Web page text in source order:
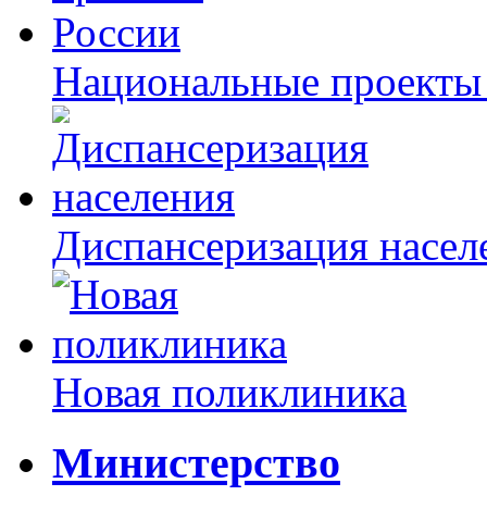
Национальные
Диспансеризация
Новая поликлиника
Министерство